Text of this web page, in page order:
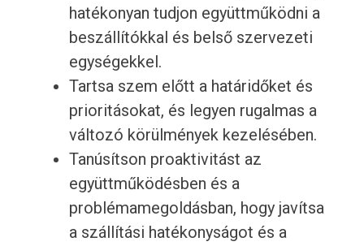
hatékonyan tudjon együttműködni a
beszállítókkal és belső szervezeti
egységekkel.
Tartsa szem előtt a határidőket és
prioritásokat, és legyen rugalmas a
változó körülmények kezelésében.
Tanúsítson proaktivitást az
együttműködésben és a
problémamegoldásban, hogy javítsa
a szállítási hatékonyságot és a